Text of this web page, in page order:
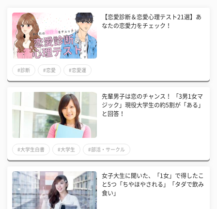
【恋愛診断＆恋愛心理テスト21選】あ
なたの恋愛力をチェック！
#診断 #恋愛 #恋愛運
先輩男子は恋のチャンス！ 「3男1女マ
ジック」現役大学生の約5割が「ある」
と回答！
#大学生白書 #大学生 #部活・サークル
女子大生に聞いた、「1女」で得したこ
と5つ「ちやほやされる」「タダで飲み
食い」